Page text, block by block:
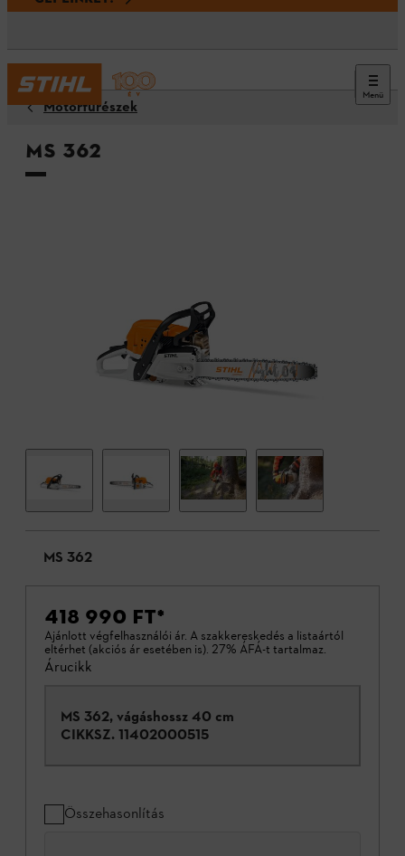
Menü
Motorfűrészek
MS 362
MS 362
418 990 FT*
Ajánlott végfelhasználói ár. A szakkereskedés a listaártól
eltérhet (akciós ár esetében is). 27% ÁFÁ-t tartalmaz.
Árucikk
MS 362, vágáshossz 40 cm
CIKKSZ. 11402000515
Összehasonlítás